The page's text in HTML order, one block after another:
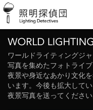
ワールドライティングジ
写真を集めたフォトライ
夜景や身近なあかり文化
います。今後も拡大して
夜景写真を送ってください